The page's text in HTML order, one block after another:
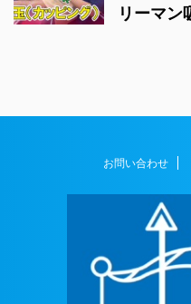
リーマン
お問い合わせ